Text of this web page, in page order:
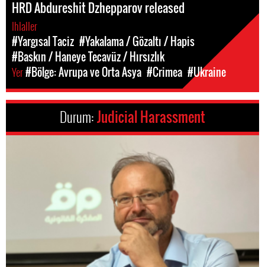
HRD Abdureshit Dzhepparov released
Ihlaller
#Yargısal Taciz #Yakalama / Gözaltı / Hapis
#Baskın / Haneye Tecavüz / Hırsızlık
Yer#Bölge: Avrupa ve Orta Asya #Crimea #Ukraine
Durum:Judicial Harassment